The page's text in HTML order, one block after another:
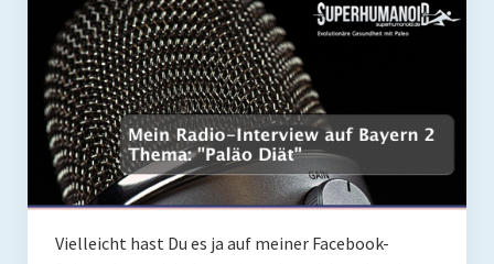
Paleo Bücher kaufen
Über mich
Pawel M. Konefal
Publikationen
Presse
Redner
Vielleicht hast Du es ja auf meiner Facebook-